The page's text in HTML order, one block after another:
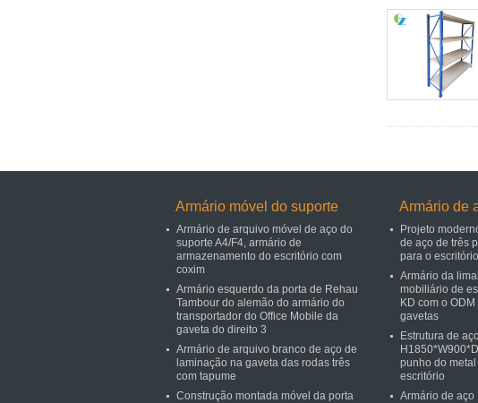
Armário móvel do suporte
Armário de arquivo móvel de aço do
suporte A4/F4, armário de
armazenamento do escritório com
coxim
Armário esquerdo da porta de Rehau
Tambour do alemão do armário do
transportador do Office Mobile da
gaveta do direito 3
Armário de arquivo branco de aço de
laminação na gaveta das rodas três
com tapume
Construção montada móvel da porta
Armário de
Projeto
de aço de três
para o
Armário da
mobiliário de
KD com o
gavetas
Estrutura de
punho do
escritório
Armário de